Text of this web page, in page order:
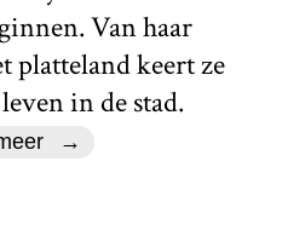
Van haar
platteland keert ze
in de stad.